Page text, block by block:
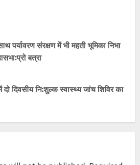
पर्यावरण संरक्षण में भी महती भूमिका निभा
बत्रा
दिवसीय नि:शुल्क स्वास्थ्य जांच शिविर का